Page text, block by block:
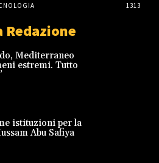
1313
Redazione
Mediterraneo
estremi. Tutto
istituzioni per la
Abu Safiya